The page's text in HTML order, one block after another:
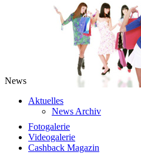
News
Aktuelles
News Archiv
Fotogalerie
Videogalerie
Cashback Magazin